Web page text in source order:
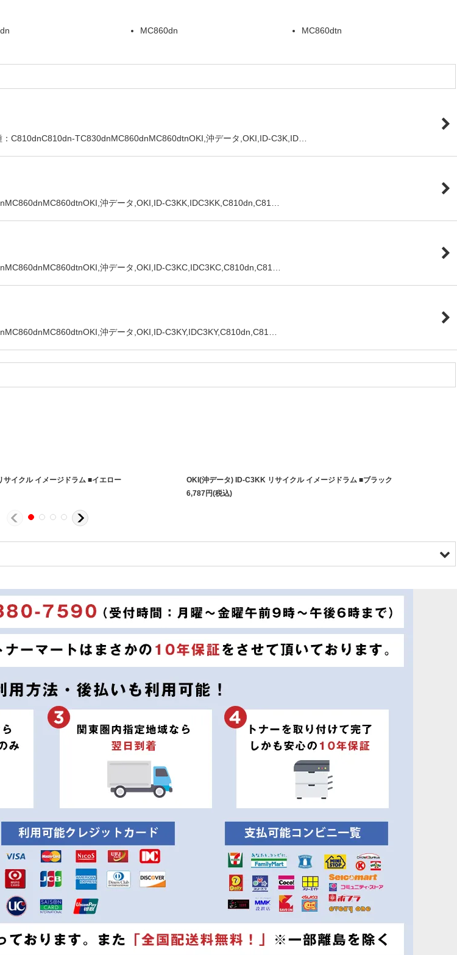
MC860dn MC860dtn
C810dnC810dn-TC830dnMC860dnMC860dtnOKI,沖データ,OKI,ID-C3K,ID…
沖データ,OKI,ID-C3KK,IDC3KK,C810dn,C81…
沖データ,OKI,ID-C3KC,IDC3KC,C810dn,C81…
沖データ,OKI,ID-C3KY,IDC3KY,C810dn,C81…
イクル イメージドラム ■イエロー
OKI(沖データ) ID-C3KK リサイクル イメージドラム ■ブラック
6,787円(税込)